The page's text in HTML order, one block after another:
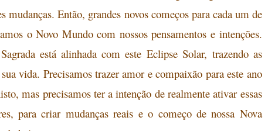
mudanças. Então, grandes novos começos para cada um de
o Novo Mundo com nossos pensamentos e intenções.
está alinhada com este Eclipse Solar, trazendo as
vida. Precisamos trazer amor e compaixão para este ano
mas precisamos ter a intenção de realmente ativar essas
para criar mudanças reaise o começo de nossa Nova